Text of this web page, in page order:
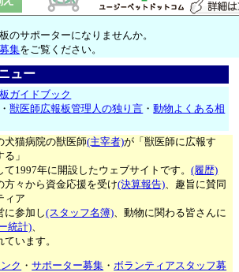
のサポーターになりませんか。
集をご覧ください。
ュー
ガイドブック
・獣医師広報板管理人の独り言 ・動物よくある相
犬猫病院の獣医師(主宰者)が「獣医師に広報す
」
て1997年に開設したウェブサイトです。(履歴)
方々から資金応援を受け(決算報告)、趣旨に賛同
ィア
に参加し(スタッフ名簿)、動物に関わる皆さんに
統計)、
います。
ク ・サポーター募集 ・ボランティアスタッフ募